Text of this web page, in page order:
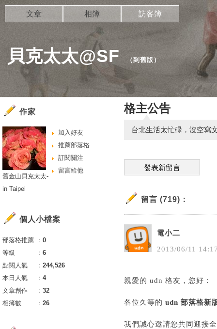
貝克太太@SF （到舊版 ）
文章 相簿 訪客簿
格主公告
台北生活太忙碌，沒空寫
發表新留言
留言 (719)：
電小二
2013/06/11 14:
親愛的 udn 格友，您好：
各位久等的 udn 部落格新
我們誠心邀請您共同迎接
作家
加入好友
推薦部落格
訂閱關注
留言給他
舊金山貝克太太-
in Taipei
個人小檔案
部落格推薦 ： 0
等級
： 6
點閱人氣
： 244,526
本日人氣
： 4
文章創作
： 32
相簿數
： 26